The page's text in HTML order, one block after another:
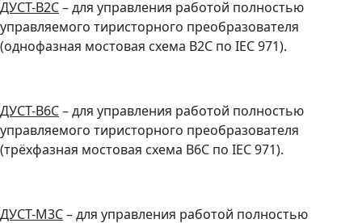
ДУСТ-B2C– для управления работой полностью
управляемого тиристорного преобразователя
(однофазная мостовая схема B2C по IEC 971).
ДУСТ-B6C– для управления работой полностью
управляемого тиристорного преобразователя
(трёхфазная мостовая схема B6C по IEC 971).
ДУСТ-M3C– для управления работой полностью